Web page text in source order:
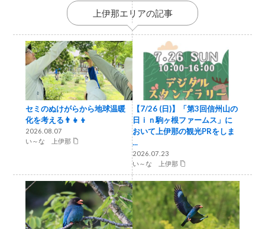
上伊那エリアの記事
セミのぬけがらから地球温暖
化を考える👨‍👧‍👦
2026.08.07
い～な 上伊那
【7/26 (日)】「第3回信州山の
日ｉｎ駒ヶ根ファームス」に
おいて上伊那の観光PRをしま
...
2026.07.23
い～な 上伊那